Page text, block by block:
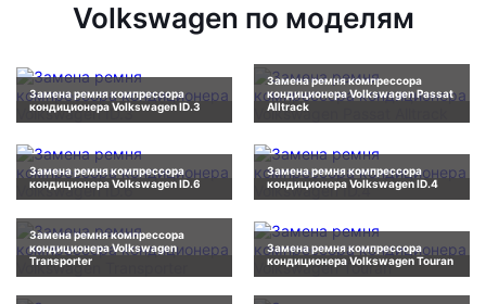
Volkswagen по моделям
Замена ремня компрессора
кондиционера Volkswagen ID.3
Замена ремня компрессора
кондиционера Volkswagen Passat
Alltrack
Замена ремня компрессора
кондиционера Volkswagen ID.6
Замена ремня компрессора
кондиционера Volkswagen ID.4
Замена ремня компрессора
кондиционера Volkswagen
Transporter
Замена ремня компрессора
кондиционера Volkswagen Touran